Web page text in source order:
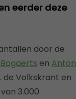
eerder deze
door de
en Anton
Volkskrant en
3.000